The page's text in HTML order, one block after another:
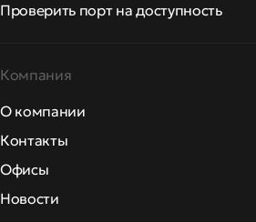
Проверить порт на доступность
Компания
О компании
Контакты
Офисы
Новости